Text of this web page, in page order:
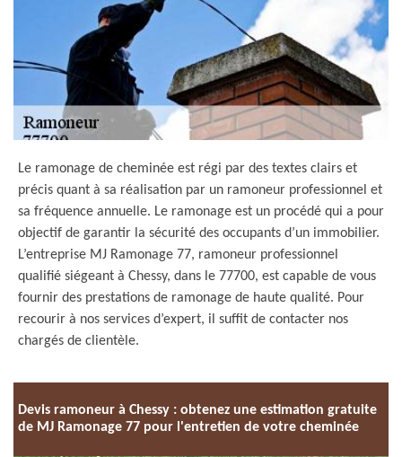
Le ramonage de cheminée est régi par des textes clairs et
précis quant à sa réalisation par un ramoneur professionnel et
sa fréquence annuelle. Le ramonage est un procédé qui a pour
objectif de garantir la sécurité des occupants d’un immobilier.
L’entreprise MJ Ramonage 77, ramoneur professionnel
qualifié siégeant à Chessy, dans le 77700, est capable de vous
fournir des prestations de ramonage de haute qualité. Pour
recourir à nos services d’expert, il suffit de contacter nos
chargés de clientèle.
Devis ramoneur à Chessy : obtenez une estimation gratuite
de MJ Ramonage 77 pour l'entretien de votre cheminée